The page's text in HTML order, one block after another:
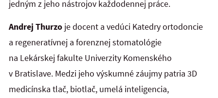
jedným z jeho nástrojov každodennej práce.
Andrej Thurzo je docent a vedúci Katedry ortodoncie
a regeneratívnej a forenznej stomatológie
na Lekárskej fakulte Univerzity Komenského
v Bratislave. Medzi jeho výskumné záujmy patria 3D
medicínska tlač, biotlač, umelá inteligencia,